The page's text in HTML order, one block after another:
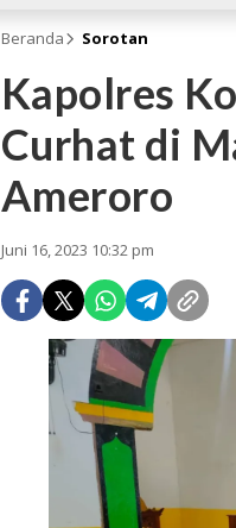
Beranda Sorotan
Kapolres
Curhat di
Ameroro
Juni 16, 2023 10:32 pm